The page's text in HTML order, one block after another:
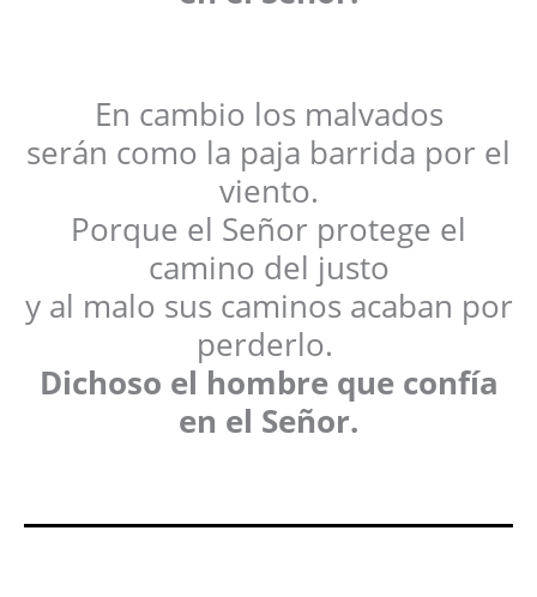
En cambio los malvados
serán como la paja barrida por el
viento.
Porque el Señor protege el
camino del justo
y al malo sus caminos acaban por
perderlo.
Dichoso el hombre que confía
en el Señor.